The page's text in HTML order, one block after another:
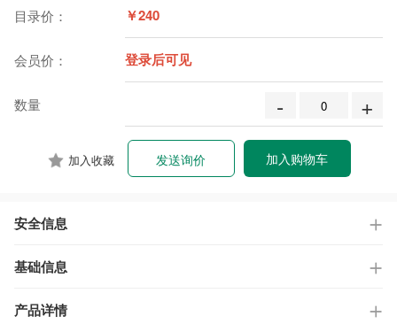
目录价： ￥240
会员价： 登录后可见
数量 - +
加入收藏 加入购物车
发送询价
安全信息
基础信息
产品详情